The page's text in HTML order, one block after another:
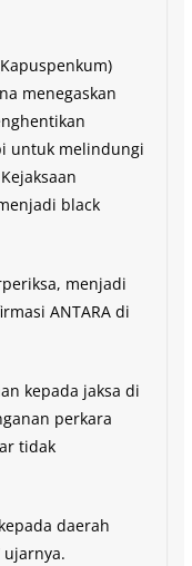
menegaskan
untuk melindungi
black
menjadi
ANTARA di
kepada jaksa di
perkara
tidak
daerah
ujarnya.